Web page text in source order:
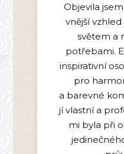
Objevila
vnější
světem a
potřebami.
inspirativní
pro
a barevné
jí vlastní a
mi byla při